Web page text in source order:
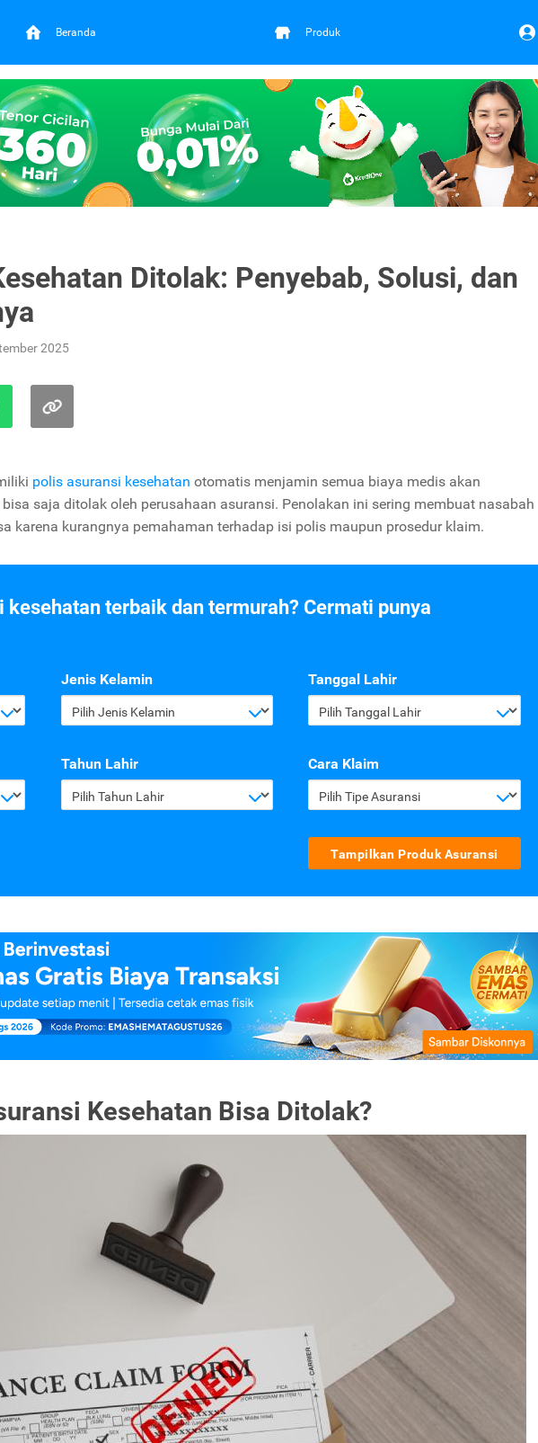
Beranda Produk
Ditolak: Penyebab, Solusi, dan
2025
polis asuransi kesehatan otomatis menjamin semua biaya medis akan
saja ditolak oleh perusahaan asuransi. Penolakan ini sering membuat nasabah
karena kurangnya pemahaman terhadap isi polis maupun prosedur klaim.
kesehatan terbaik dan termurah? Cermati punya
Jenis Kelamin
Pilih Jenis Kelamin
Tanggal Lahir
Pilih Tanggal Lahir
Tahun Lahir
Pilih Tahun Lahir
Cara Klaim
Pilih Tipe Asuransi
Tampilkan Produk Asuransi
Kesehatan Bisa Ditolak?